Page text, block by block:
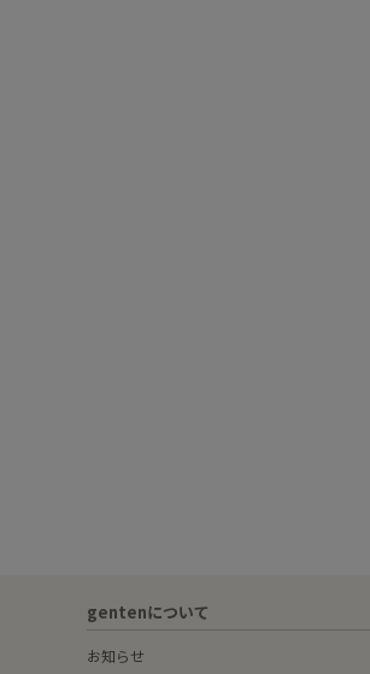
gentenについて
お知らせ